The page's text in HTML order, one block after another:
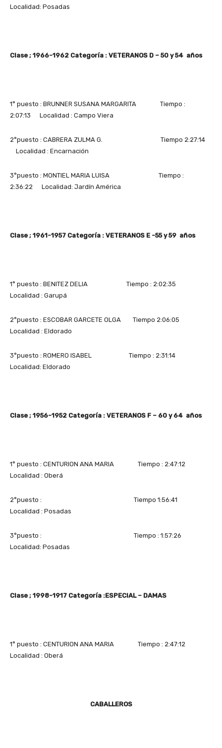
Localidad: Posadas
Clase ; 1966-1962 Categoría : VETERANOS D – 50 y 54 años
1° puesto : BRUNNER SUSANA MARGARITA Tiempo :
2:07:13 Localidad : Campo Viera
2°puesto : CABRERA ZULMA G. Tiempo 2:27:14
Localidad : Encarnación
3°puesto : MONTIEL MARIA LUISA Tiempo :
2:36:22 Localidad: Jardín América
Clase ; 1961-1957 Categoría : VETERANOS E -55 y 59 años
1° puesto : BENITEZ DELIA Tiempo : 2:02:35
Localidad : Garupá
2°puesto : ESCOBAR GARCETE OLGA Tiempo 2:06:05
Localidad : Eldorado
3°puesto : ROMERO ISABEL Tiempo : 2:31:14
Localidad: Eldorado
Clase ; 1956-1952 Categoría : VETERANOS F – 60 y 64 años
1° puesto : CENTURION ANA MARIA Tiempo : 2:47:12
Localidad : Oberá
2°puesto : Tiempo 1:56:41
Localidad : Posadas
3°puesto : Tiempo : 1:57:26
Localidad: Posadas
Clase ; 1998-1917 Categoría :ESPECIAL – DAMAS
1° puesto : CENTURION ANA MARIA Tiempo : 2:47:12
Localidad : Oberá
CABALLEROS